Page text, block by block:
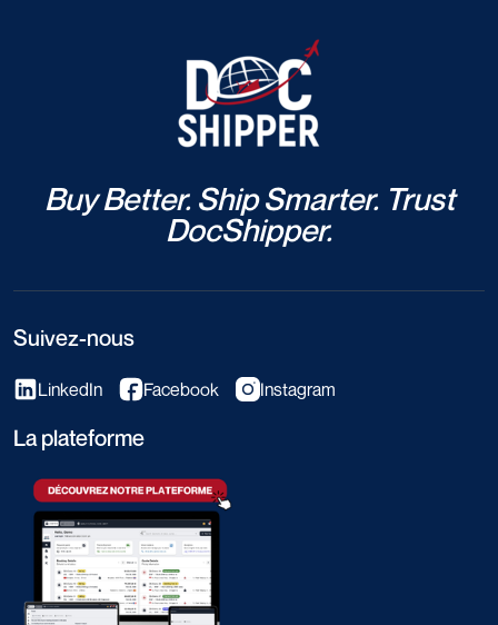
Buy Better. Ship Smarter. Trust
DocShipper.
Suivez-nous
LinkedIn Facebook Instagram
La plateforme